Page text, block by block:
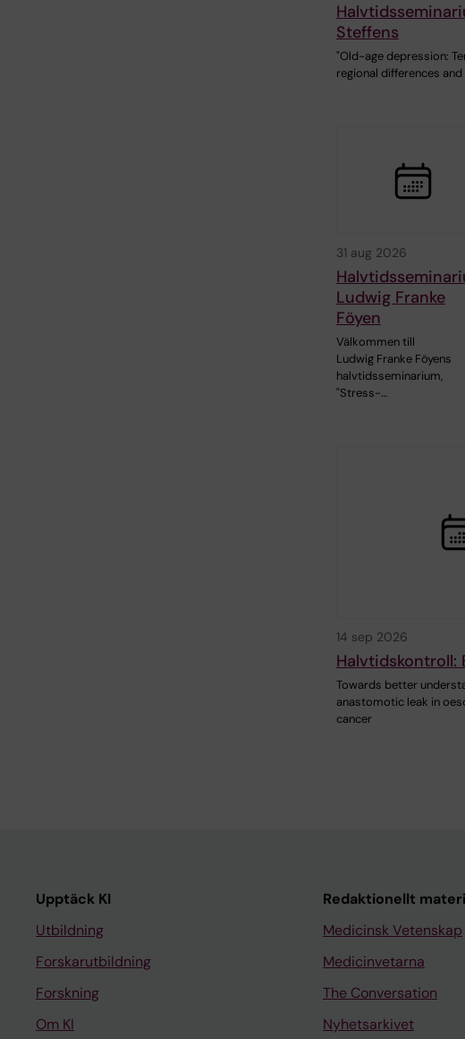
Steffens
"Old-age depression:
regional differences and
31 aug 2026
Ludwig Franke
Föyen
Välkommen till
Ludwig Franke Föyens
halvtidsseminarium,
"Stress-…
14 sep 2026
Halvtidskontroll:
Towards better
anastomotic leak in
cancer
Upptäck KI
Utbildning
Forskarutbildning
Forskning
Om KI
Redaktionellt
Medicinsk Vetenskap
Medicinvetarna
The Conversation
Nyhetsarkivet